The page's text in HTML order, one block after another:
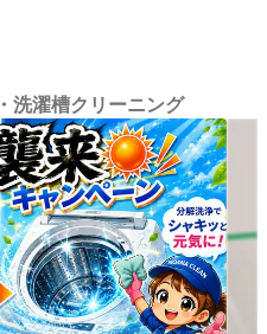
洗濯槽クリーニング